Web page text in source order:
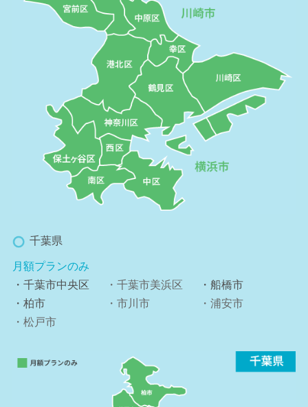
千葉県
月額プランのみ
・千葉市中央区
・千葉市美浜区
・船橋市
・柏市
・市川市
・浦安市
・松戸市